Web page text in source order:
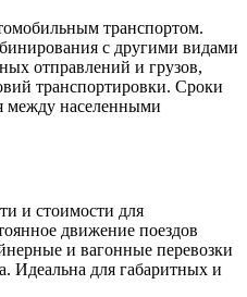
транспортом.
с другими видами
отправлений и грузов,
транспортировки. Сроки
между населенными
и стоимости для
движение поездов
и вагонные перевозки
Идеальна для габаритных и